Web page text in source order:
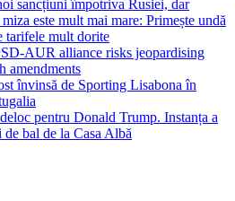
sancțiuni împotriva Rusiei, dar
este mult mai mare: Primește undă
tarifele mult dorite
AUR alliance risks jeopardising
amendments
învinsă de Sporting Lisabona în
pentru Donald Trump. Instanța a
bal de la Casa Albă